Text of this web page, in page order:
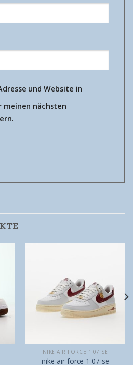
und Website in
meinen nächsten
NIKE AIR FORCE 1 07 SE
nike air force 1 07 se